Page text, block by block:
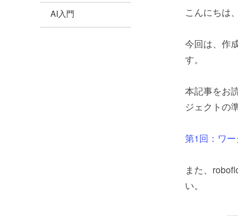
AI入門 こんにちは
今回は、作
す。
本記事をお
ジェクトの
第1回：ワ
また、
い。